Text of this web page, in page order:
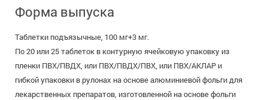
Форма выпуска
Таблетки подъязычные, 100 мг+3 мг.
По 20 или 25 таблеток в контурную ячейковую упаковку из
пленки ПВХ/ПВДХ, или ПВХ/ПВДХ/ПВХ, или ПВХ/АКЛАР и
гибкой упаковки в рулонах на основе алюминиевой фольги для
лекарственных препаратов, изготовленной на основе фольги